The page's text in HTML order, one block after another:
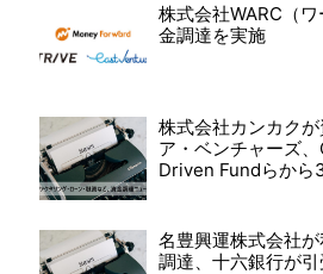
株式会社WARC（
金調達を実施
株式会社カンカク
ア・ベンチャーズ
Driven Fundらから
名豊興運株式会社
調達、十六銀行が引